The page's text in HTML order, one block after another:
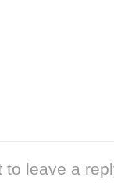
to leave a